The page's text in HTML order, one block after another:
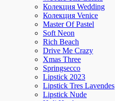
Колекция Wedding
Колекция Venice
Master Of Pastel
Soft Neon
Rich Beach
Drive Me Crazy
Xmas Three
Springsecco
Lipstick 2023
Lipstick Tres Lavendes
Lipstick Nude